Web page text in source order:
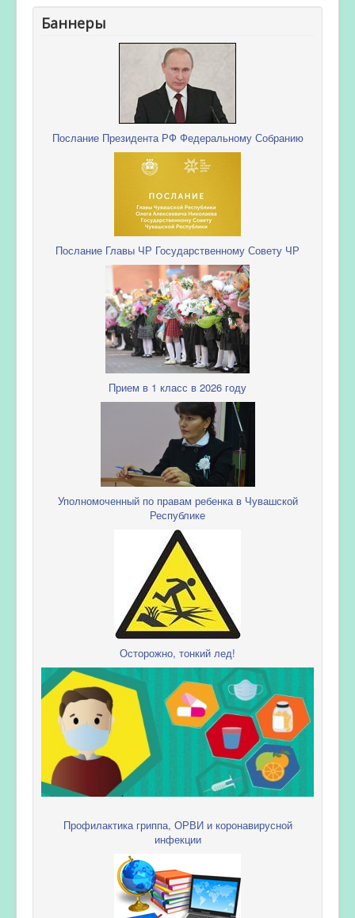
Баннеры
Послание Президента РФ Федеральному Собранию
Послание Главы ЧР Государственному Совету ЧР
Прием в 1 класс в 2026 году
Уполномоченный по правам ребенка в Чувашской
Республике
Осторожно, тонкий лед!
Профилактика гриппа, ОРВИ и коронавирусной
инфекции